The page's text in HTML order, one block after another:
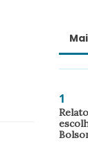
1